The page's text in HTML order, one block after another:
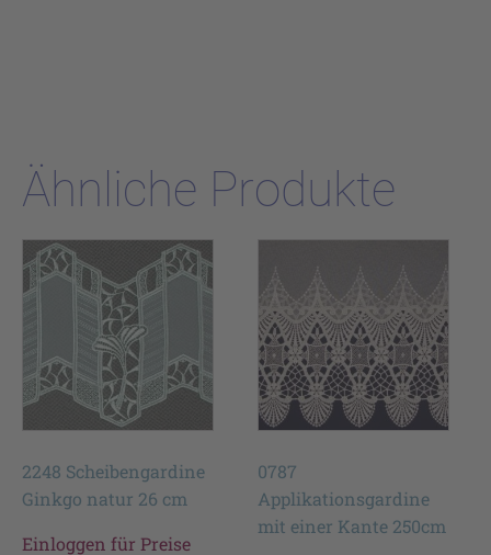
Ähnliche Produkte
2248 Scheibengardine
Ginkgo natur 26 cm
Einloggen für Preise
0787
Applikationsgardine
mit einer Kante 250cm